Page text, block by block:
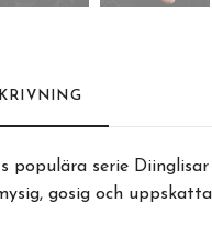
populära serie
gosig och